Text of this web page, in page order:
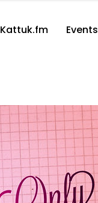
Kattuk.fm Events